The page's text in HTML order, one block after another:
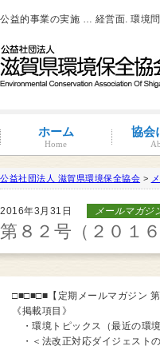
公益的事業の実施 … 経営面. 環境
ホーム
Home
協会
概要と沿革
組織図・役員紹介
情報公開
コンプライアンス
コンプライアンス支援
地域連携事業
環境負荷低減活動支援
環境経営の支援
事業サポート
水処理分科会
滋賀環境管理アドバイザー
派遣事業
水質
大気
土壌汚染
産業廃棄物
騒音・振動・悪臭防止
省エネルギー
ISO14001
その他
滋賀県条例関係
有機物分解装置
自動手洗い乾燥装置
新クリラック処理
会員一覧
入会案内
会員の特典
公益社団法人 滋賀県環境保全協会 >
2016年3月31日 メールマガジ
第８２号（２０１
□■□■□■【定期メールマガジン
《掲載項目》
・環境トピックス（最近
・＜法改正対応ダイジェスト